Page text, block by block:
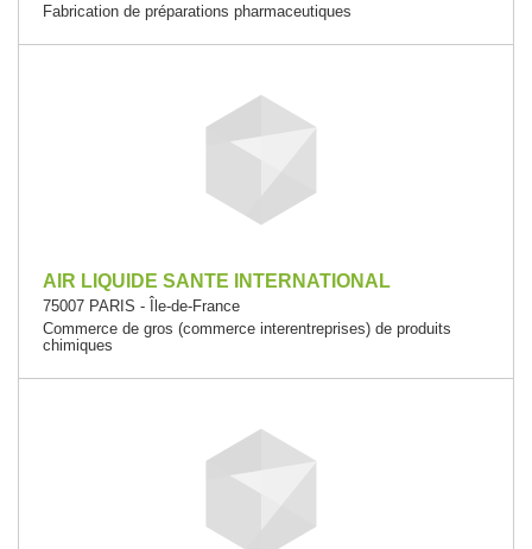
Fabrication de préparations pharmaceutiques
AIR LIQUIDE SANTE INTERNATIONAL
75007 PARIS - Île-de-France
Commerce de gros (commerce interentreprises) de produits
chimiques